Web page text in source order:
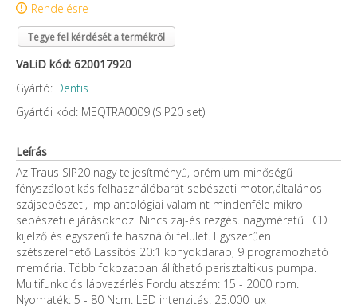
Rendelésre
Tegye fel kérdését a termékről
VaLiD kód: 620017920
Gyártó: Dentis
Gyártói kód: MEQTRA0009 (SIP20 set)
Leírás
Az Traus SIP20 nagy teljesítményű, prémium minőségű
fényszáloptikás felhasználóbarát sebészeti motor,általános
szájsebészeti, implantológiai valamint mindenféle mikro
sebészeti eljárásokhoz. Nincs zaj-és rezgés. nagyméretű LCD
kijelző és egyszerű felhasználói felület. Egyszerűen
szétszerelhető Lassítós 20:1 könyökdarab, 9 programozható
memória. Több fokozatban állítható perisztaltikus pumpa.
Multifunkciós lábvezérlés Fordulatszám: 15 - 2000 rpm.
Nyomaték: 5 - 80 Ncm. LED intenzitás: 25.000 lux